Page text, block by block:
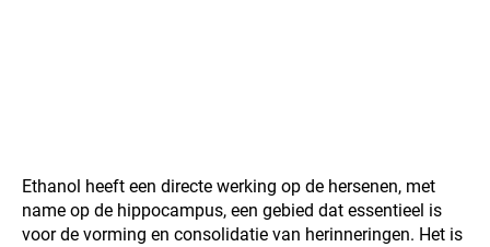
Ethanol heeft een directe werking op de hersenen, met
name op de hippocampus, een gebied dat essentieel is
voor de vorming en consolidatie van herinneringen. Het is